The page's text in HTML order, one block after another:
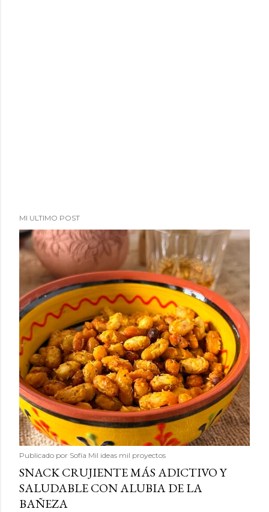
MI ULTIMO POST
Publicado por Sofía Mil ideas mil proyectos
SNACK CRUJIENTE MÁS ADICTIVO Y
SALUDABLE CON ALUBIA DE LA
BAÑEZA